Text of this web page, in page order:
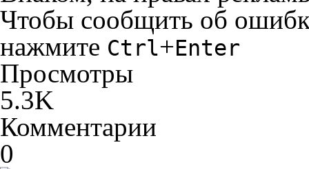
Чтобы сообщить об
нажмите Ctrl+Enter
Просмотры
5.3K
Комментарии
0